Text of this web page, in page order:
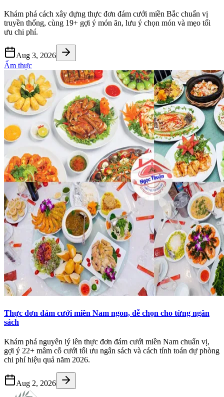
Khám phá cách xây dựng thực đơn đám cưới miền Bắc chuẩn vị
truyền thống, cùng 19+ gợi ý món ăn, lưu ý chọn món và mẹo tối
ưu chi phí.
Aug 3, 2026
Ẩm thực
Thực đơn đám cưới miền Nam ngon, dễ chọn cho từng ngân
sách
Khám phá nguyên lý lên thực đơn đám cưới miền Nam chuẩn vị,
gợi ý 22+ mâm cỗ cưới tối ưu ngân sách và cách tính toán dự phòng
chi phí hiệu quả năm 2026.
Aug 2, 2026